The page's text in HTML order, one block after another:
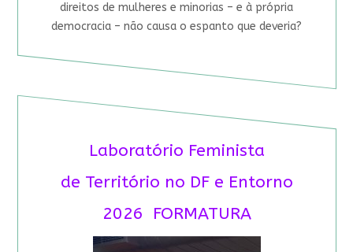
direitos de mulheres e minorias – e à própria
democracia – não causa o espanto que deveria?
Laboratório Feminista
de Território no DF e Entorno
2026 FORMATURA